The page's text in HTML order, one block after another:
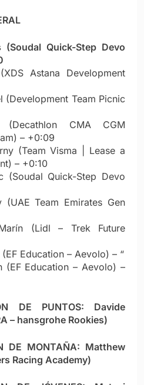
(Soudal Quick-Step Devo
Astana Development
(Development Team Picnic
(Decathlon CMA CGM
– +0:09
(Team Visma | Lease a
– +0:10
(Soudal Quick-Step Devo
(UAE Team Emirates Gen
(Lidl – Trek Future
Education – Aevolo) – “
(EF Education – Aevolo) –
DE PUNTOS: Davide
– hansgrohe Rookies)
DE MONTAÑA: Matthew
Racing Academy)